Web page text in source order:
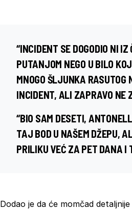
“INCIDENT SE DOGODIO NI
PUTANJOM NEGO U BILO
MNOGO ŠLJUNKA RASUTOG
INCIDENT, ALI ZAPRAVO NE
“BIO SAM DESETI,
TAJ BOD U NAŠEM DŽEPU,
PRILIKU VEĆ ZA PET DANA I
Dodao je da će momčad